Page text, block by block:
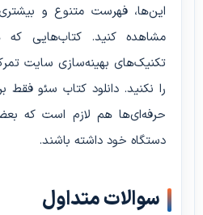
این‌ها، فهرست متنوع و
مشاهده کنید. کتاب‌هایی
تکنیک‌های بهینه‌سازی سایت
را نکنید. دانلود کتاب سئو فقط
حرفه‌ای‌ها هم لازم است که
دستگاه خود داشته باشند.
سوالات متداول